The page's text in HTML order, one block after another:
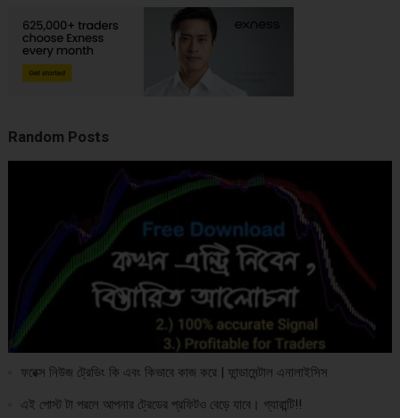
Random Posts
ফরেক্স নিউজ ট্রেডিং কি এবং কিভাবে কাজ করে | ফান্ডামেন্টাল এনালাইসিস
এই পোস্ট টা পরলে আপনার ট্রেডের প্রফিটও বেড়ে যাবে। গ্যারান্টি!!